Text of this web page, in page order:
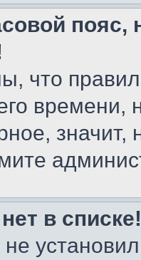
пояс,
что
значит,
в списке!